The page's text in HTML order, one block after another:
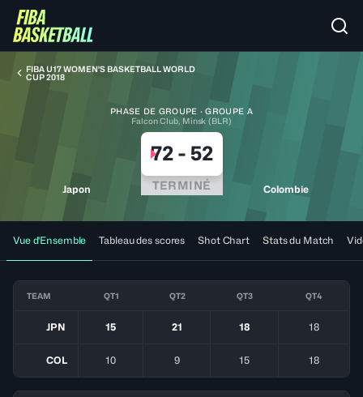
FIBA U17 WOMEN'S BASKETBALL WORLD
CUP 2018
PHASE DE GROUPE · GROUPE A
Falcon Club, Minsk (BLR)
Japon
72- 52
TERMINÉ Colombie
Vue d'Ensemble Tableau des scores Shot Chart Stats du Match
TEAM QT1 QT2 QT3 QT4
JPN 15 21 18 18
COL 10 9 15 18